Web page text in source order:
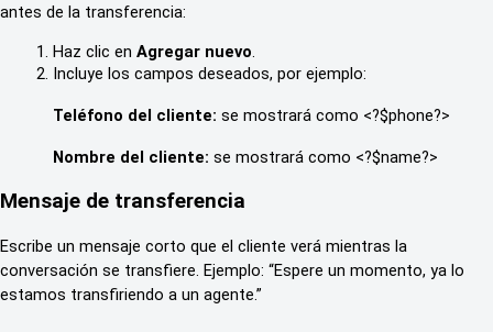
antes de la transferencia:
Haz clic en Agregar nuevo.
Incluye los campos deseados, por ejemplo:
Teléfono del cliente: se mostrará como <?$phone?>
Nombre del cliente: se mostrará como <?$name?>
Mensaje de transferencia
Escribe un mensaje corto que el cliente verá mientras la
conversación se transfiere. Ejemplo: “Espere un momento, ya lo
estamos transfiriendo a un agente.”